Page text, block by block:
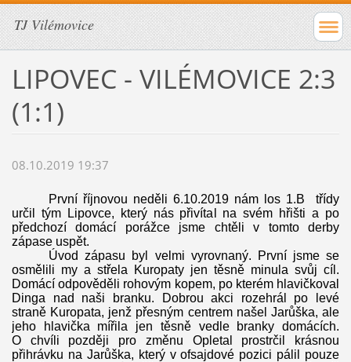
TJ Vilémovice
LIPOVEC - VILÉMOVICE 2:3
(1:1)
08.10.2019 19:37
První říjnovou neděli 6.10.2019 nám los 1.B třídy
určil tým Lipovce, který nás přivítal na svém hřišti a po
předchozí domácí porážce jsme chtěli v tomto derby
zápase uspět.
Úvod zápasu byl velmi vyrovnaný. První jsme se
osmělili my a střela Kuropaty jen těsně minula svůj cíl.
Domácí odpověděli rohovým kopem, po kterém hlavičkoval
Dinga nad naši branku. Dobrou akci rozehrál po levé
straně Kuropata, jenž přesným centrem našel Jarůška, ale
jeho hlavička mířila jen těsně vedle branky domácích.
O chvíli později pro změnu Opletal prostrčil krásnou
přihrávku na Jarůška, který v ofsajdové pozici pálil pouze